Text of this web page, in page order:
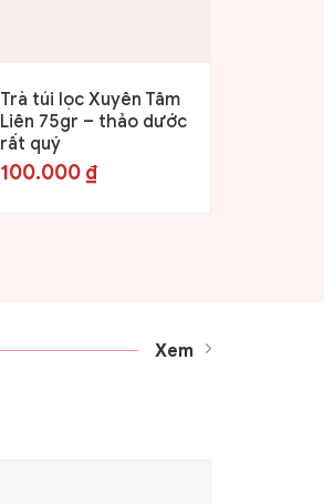
Trà túi lọc Xuyên Tâm
Liên 75gr – thảo dước
rất quý
100.000 ₫
Xem